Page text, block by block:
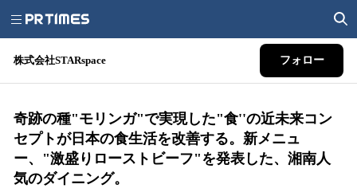
株式会社STARspace フォロー
奇跡の種"モリンガ"で実現した"食''の近未来コン
セプトが日本の食生活を改善する。新メニュ
ー、"激盛りローストビーフ"を発表した、湘南人
気のダイニング。